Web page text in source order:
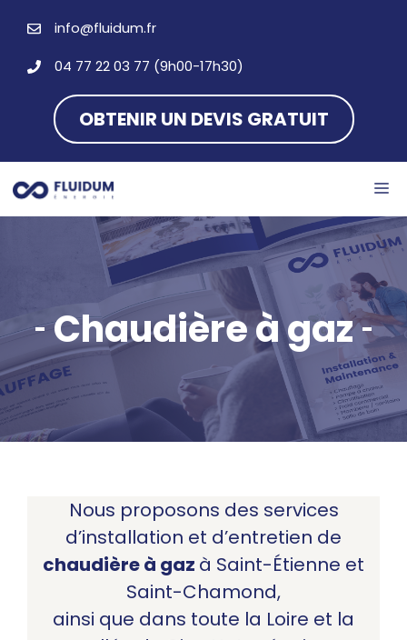
contenu
info@fluidum.fr
04 77 22 03 77 (9h00-17h30)
OBTENIR UN DEVIS GRATUIT
Chaudière à gaz
Nous proposons des services
d’installation et d’entretien de
chaudière à gaz à Saint-Étienne et
Saint-Chamond,
ainsi que dans toute la Loire et la